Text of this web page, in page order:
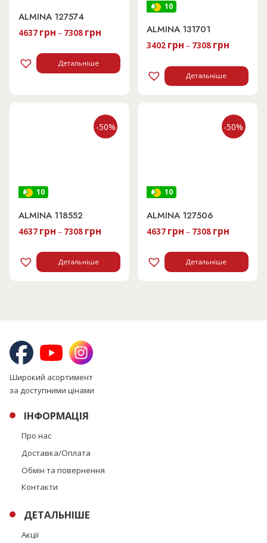
ALMINA 127574
4637 грн – 7308 грн
Детальніше
10
ALMINA 131701
3402 грн – 7308 грн
Детальніше
10
-50%
ALMINA 118552
4637 грн – 7308 грн
Детальніше
10
-50%
ALMINA 127506
4637 грн – 7308 грн
Детальніше
Широкий асортимент
за доступними цінами
ІНФОРМАЦІЯ
Про нас
Доставка/Оплата
Обмін та повернення
Контакти
ДЕТАЛЬНІШЕ
Акції